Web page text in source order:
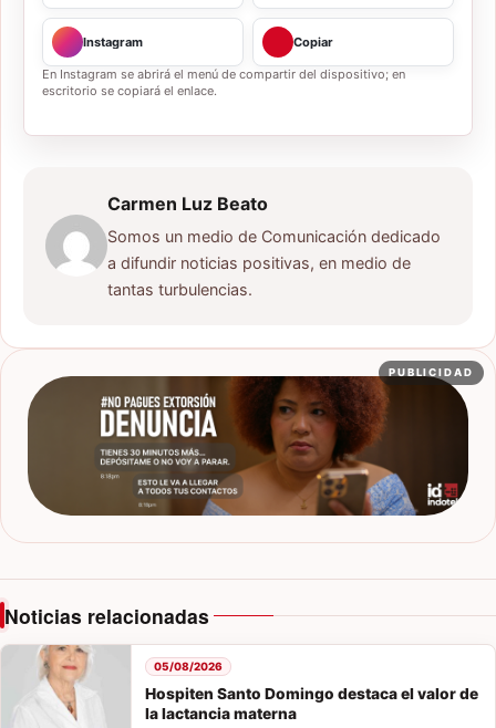
Instagram Copiar
En Instagram se abrirá el menú de compartir del dispositivo; en
escritorio se copiará el enlace.
Carmen Luz Beato
Somos un medio de Comunicación dedicado
a difundir noticias positivas, en medio de
tantas turbulencias.
PUBLICIDAD
Noticias relacionadas
Hospiten Santo Domingo destaca el valor de
la lactancia materna
05/08/2026